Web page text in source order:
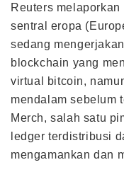
Reuters
sentral eropa
sedang
blockchain yang
virtual bitcoin,
mendalam sebelum
Merch, salah satu
ledger terdistribusi
mengamankan dan